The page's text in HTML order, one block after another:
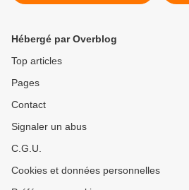
Hébergé par Overblog
Top articles
Pages
Contact
Signaler un abus
C.G.U.
Cookies et données personnelles